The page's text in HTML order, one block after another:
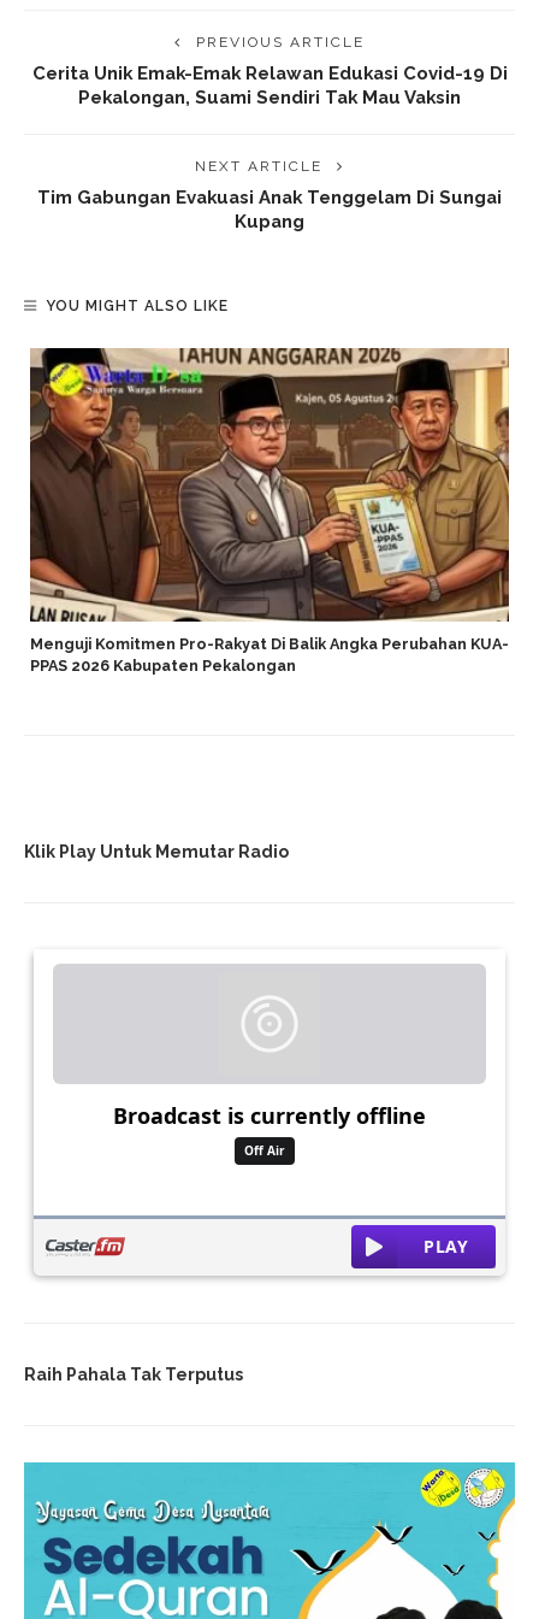
PREVIOUS ARTICLE
Cerita Unik Emak-Emak Relawan Edukasi Covid-19 Di
Pekalongan, Suami Sendiri Tak Mau Vaksin
NEXT ARTICLE
Tim Gabungan Evakuasi Anak Tenggelam Di Sungai
Kupang
YOU MIGHT ALSO LIKE
Menguji Komitmen Pro-Rakyat Di Balik Angka Perubahan KUA-
PPAS 2026 Kabupaten Pekalongan
Klik Play Untuk Memutar Radio
Raih Pahala Tak Terputus